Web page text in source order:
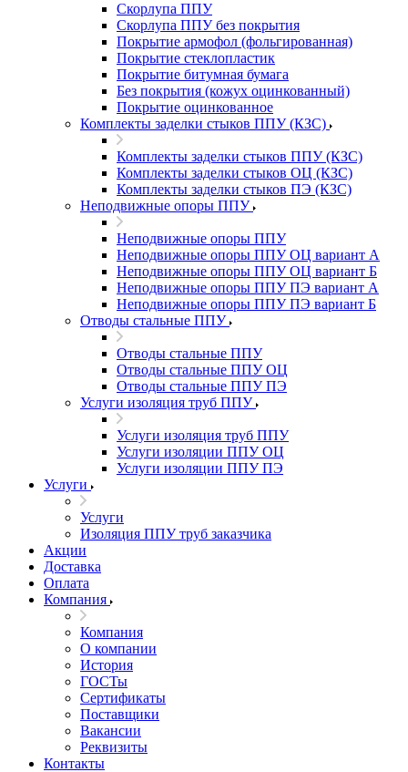
Скорлупа ППУ
Скорлупа ППУ без покрытия
Покрытие армофол (фольгированная)
Покрытие стеклопластик
Покрытие битумная бумага
Без покрытия (кожух оцинкованный)
Покрытие оцинкованное
Комплекты заделки стыков ППУ (КЗС)
Комплекты заделки стыков ППУ (КЗС)
Комплекты заделки стыков ОЦ (КЗС)
Комплекты заделки стыков ПЭ (КЗС)
Неподвижные опоры ППУ
Неподвижные опоры ППУ
Неподвижные опоры ППУ ОЦ вариант А
Неподвижные опоры ППУ ОЦ вариант Б
Неподвижные опоры ППУ ПЭ вариант А
Неподвижные опоры ППУ ПЭ вариант Б
Отводы стальные ППУ
Отводы стальные ППУ
Отводы стальные ППУ ОЦ
Отводы стальные ППУ ПЭ
Услуги изоляция труб ППУ
Услуги изоляция труб ППУ
Услуги изоляции ППУ ОЦ
Услуги изоляции ППУ ПЭ
Услуги
Услуги
Изоляция ППУ труб заказчика
Акции
Доставка
Оплата
Компания
Компания
О компании
История
ГОСТы
Сертификаты
Поставщики
Вакансии
Реквизиты
Контакты